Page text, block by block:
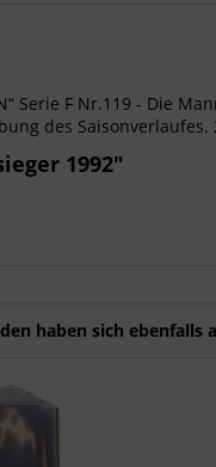
Serie F Nr.119 - Die
des Saisonverlaufes.
1992"
haben sich ebenfalls